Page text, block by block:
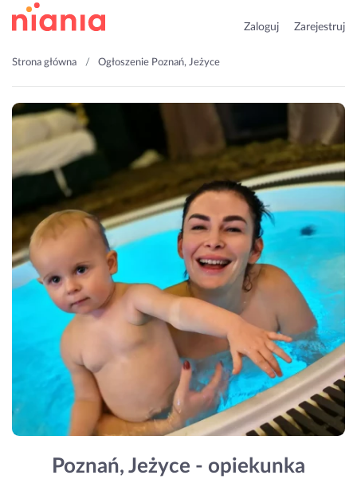
Zaloguj Zarejestruj
Strona główna Ogłoszenie Poznań, Jeżyce
Poznań, Jeżyce - opiekunka